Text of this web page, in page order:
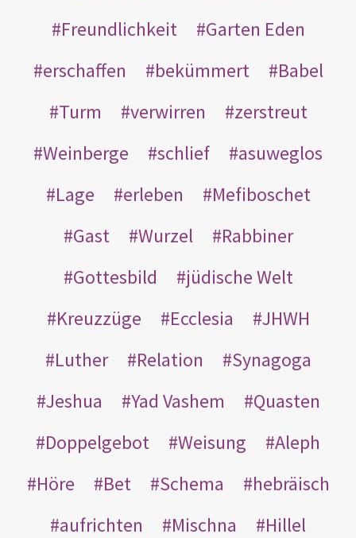
Freundlichkeit
Garten Eden
erschaffen
bekümmert
Babel
Turm
verwirren
zerstreut
Weinberge
schlief
asuweglos
Lage
erleben
Mefiboschet
Gast
Wurzel
Rabbiner
Gottesbild
jüdische Welt
Kreuzzüge
Ecclesia
JHWH
Luther
Relation
Synagoga
Jeshua
Yad Vashem
Quasten
Doppelgebot
Weisung
Aleph
Höre
Bet Schema
hebräisch
aufrichten
Mischna
Hillel